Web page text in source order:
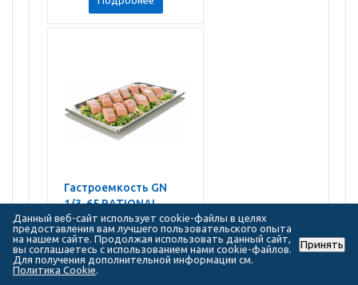
Гастроемкость GN
1/3-65 RATIONAL
6013.1306
Данный веб-сайт использует cookie-файлы в целях
предоставления вам лучшего пользовательского опыта
на нашем сайте. Продолжая использовать данный сайт,
вы соглашаетесь с использованием нами cookie-файлов.
Для получения дополнительной информации см.
Политика Cookie.
Принять